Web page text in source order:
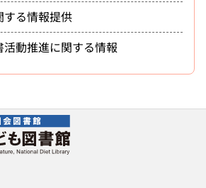
る情報提供
動推進に関する情報